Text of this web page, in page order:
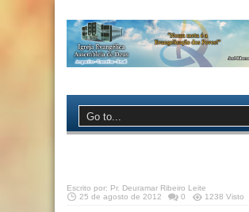
Escrito por: Pr. Deuramar Ribeiro Leite
25 de agosto de 2012
0 1238 Visto